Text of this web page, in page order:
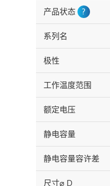
产品状态 ?
系列名
极性
工作温度范围
额定电压
静电容量
静电容量容许差
尺寸⌀ D